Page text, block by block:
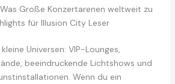
Was Große Konzertarenen weltweit zu
für Illusion City Leser
Universen: VIP-Lounges,
beeindruckende Lichtshows und
Wenn du ein